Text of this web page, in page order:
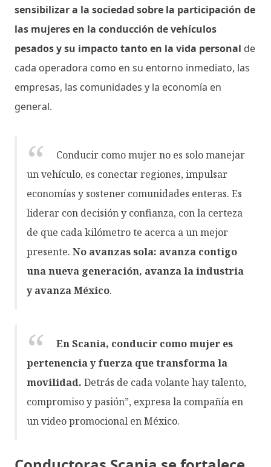
sensibilizar a la sociedad sobre la participación de
las mujeres en la conducción de vehículos
pesados y su impacto tanto en la vida personal de
cada operadora como en su entorno inmediato, las
empresas, las comunidades y la economía en
general.
Conducir como mujer no es solo manejar
un vehículo, es conectar regiones, impulsar
economías y sostener comunidades enteras. Es
liderar con decisión y confianza, con la certeza
de que cada kilómetro te acerca a un mejor
presente. No avanzas sola: avanza contigo
una nueva generación, avanza la industria
y avanza México.
En Scania, conducir como mujer es
pertenencia y fuerza que transforma la
movilidad. Detrás de cada volante hay talento,
compromiso y pasión”, expresa la compañía en
un video promocional en México.